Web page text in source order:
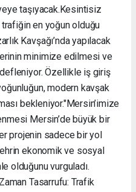
taşıyacak. ​Kesintisiz
trafiğin en yoğun olduğu
Kavşağı’nda yapılacak
minimize edilmesi ve
Özellikle iş giriş
modern kavşak
bekleniyor. ​"Mersin’imize
Mersin’de büyük bir
projenin sadece bir yol
ekonomik ve sosyal
olduğunu vurguladı.
Tasarrufu: Trafik